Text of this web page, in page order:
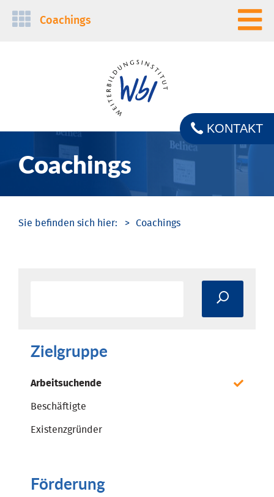
Navigation
Coachings
Coachings
KONTAKT
Coachings
Zielgruppe
Arbeitsuchende
Beschäftigte
Existenzgründer
Förderung